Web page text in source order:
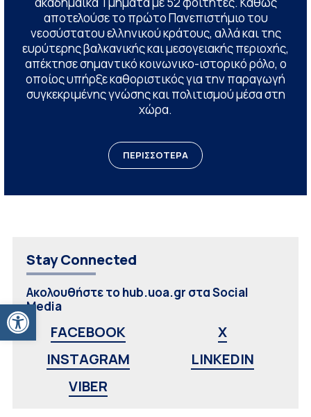
Ανοίξτε τη γραμμή εργαλείων
αποτελούσε το πρώτο Πανεπιστήμιο του
νεοσύστατου ελληνικού κράτους, αλλά και της
ευρύτερης βαλκανικής και μεσογειακής περιοχής,
απέκτησε σημαντικό κοινωνικο-ιστορικό ρόλο, ο
οποίος υπήρξε καθοριστικός για την παραγωγή
συγκεκριμένης γνώσης και πολιτισμού μέσα στη
χώρα.
ΠΕΡΙΣΣΟΤΕΡΑ
Stay Connected
Ακολουθήστε το hub.uoa.gr στα Social
Media
FACEBOOK
X
INSTAGRAM
LINKEDIN
VIBER